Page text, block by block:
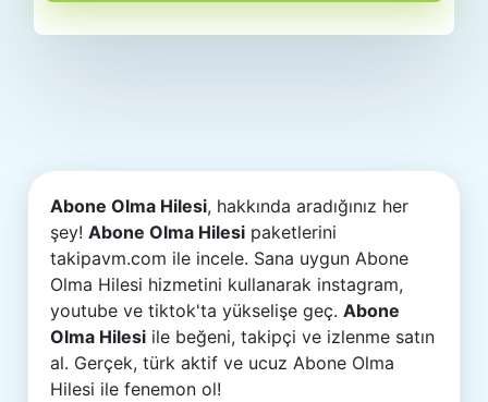
Abone Olma Hilesi, hakkında aradığınız her
şey!Abone Olma Hilesi paketlerini
takipavm.com ile incele. Sana uygun Abone
Olma Hilesi hizmetini kullanarak instagram,
youtube ve tiktok'ta yükselişe geç.Abone
Olma Hilesi ile beğeni, takipçi ve izlenme satın
al. Gerçek, türk aktif ve ucuz Abone Olma
Hilesi ile fenemon ol!